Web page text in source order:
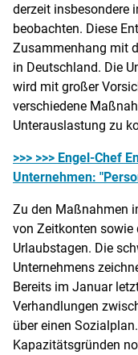
derzeit insbesondere
beobachten. Diese
Zusammenhang mit
in Deutschland. Die
wird mit großer
verschiedene
Unterauslastung zu
>>> >>> Engel-Chef
Unternehmen:
Zu den Maßnahmen
von Zeitkonten sowie
Urlaubstagen. Die
Unternehmens
Bereits im Januar
Verhandlungen
über einen
Kapazitätsgründen